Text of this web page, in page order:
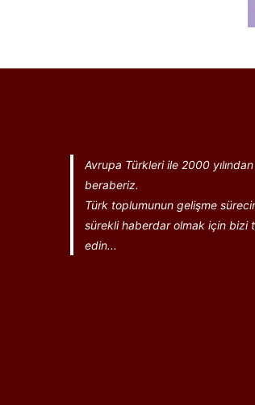
Avrupa Türkleri ile 2000
beraberiz.
Türk toplumunun gelişme
sürekli haberdar olmak için bizi
edin...